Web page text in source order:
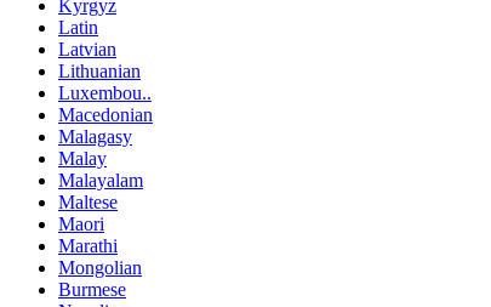
Kyrgyz
Latin
Latvian
Lithuanian
Luxembou..
Macedonian
Malagasy
Malay
Malayalam
Maltese
Maori
Marathi
Mongolian
Burmese